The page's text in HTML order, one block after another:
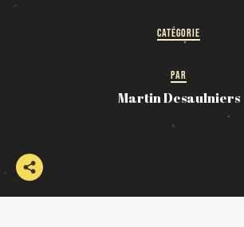
CATÉGORIE
PAR
Martin Desaulniers